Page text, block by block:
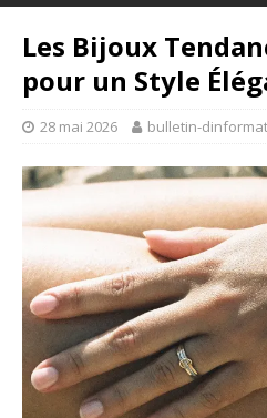
Les Bijoux
pour un Style
28 mai 2026 bulletin-